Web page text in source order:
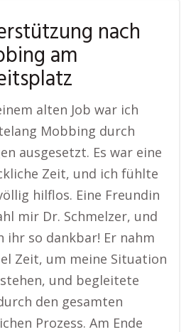
nach
am
alten Job war ich
Mobbing durch
ausgesetzt. Es war eine
Zeit, und ich fühlte
hilflos. Eine Freundin
mir Dr. Schmelzer, und
ihr so dankbar! Er nahm
Zeit, um meine Situation
und begleitete
den gesamten
Prozess. Am Ende